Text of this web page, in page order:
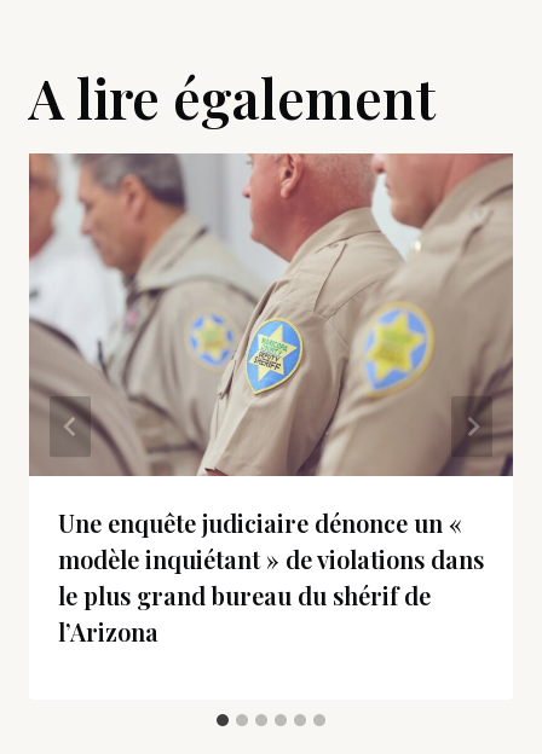
A lire également
Une enquête judiciaire dénonce un «
modèle inquiétant » de violations dans
le plus grand bureau du shérif de
l’Arizona